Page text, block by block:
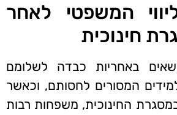
המשפטי לאחר
חינוכית
באחריות כבדה לשלומם
המסורים לחסותם, וכאשר
החינוכית, משפחות רבות